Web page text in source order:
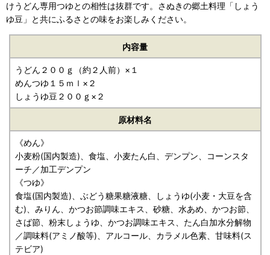
けうどん専用つゆとの相性は抜群です。さぬきの郷土料理「しょう
ゆ豆」と共にふるさとの味をお楽しみください。
内容量
うどん２００ｇ（約２人前）×１
めんつゆ１５ｍｌ×２
しょうゆ豆２００ｇ×２
原材料名
《めん》
小麦粉(国内製造)、食塩、小麦たん白、デンプン、コーンスタ
ーチ／加工デンプン
《つゆ》
食塩(国内製造)、ぶどう糖果糖液糖、しょうゆ(小麦・大豆を含
む)、みりん、かつお節調味エキス、砂糖、水あめ、かつお節、
さば節、粉末しょうゆ、かつお調味エキス、たん白加水分解物
／調味料(アミノ酸等)、アルコール、カラメル色素、甘味料(ス
テビア)